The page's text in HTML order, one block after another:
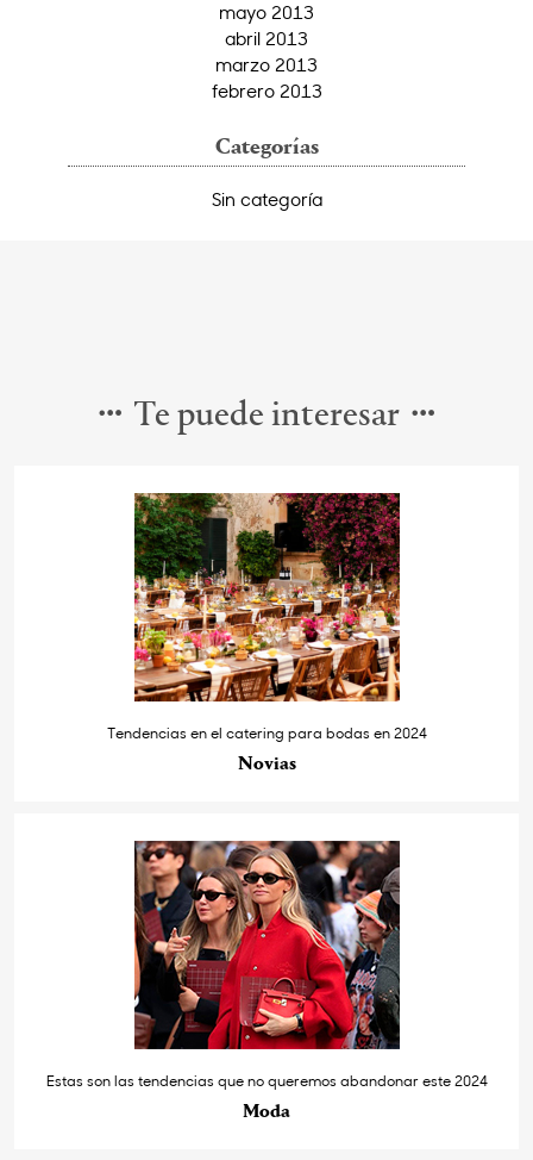
mayo 2013
abril 2013
marzo 2013
febrero 2013
Categorías
Sin categoría
Te puede interesar
Tendencias en el catering para bodas en 2024
Novias
Estas son las tendencias que no queremos abandonar este 2024
Moda